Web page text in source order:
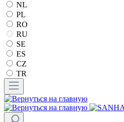
NL
PL
RO
RU
SE
ES
CZ
TR